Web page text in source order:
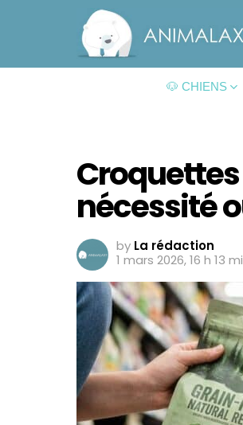
🐶 CHIENS
nécessité
by La rédaction
1 mars 2026, 16 h 13